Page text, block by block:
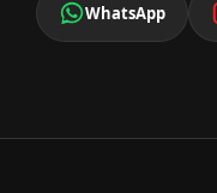
WhatsApp